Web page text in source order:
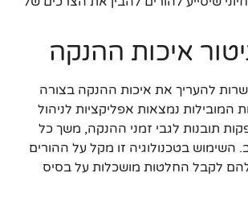
איכות ההנקה
להעריך את איכות ההנקה בצורה
המובילות נמצאות אפליקציות לניהול
תובנות לגבי זמני ההנקה, משך כל
השימוש בטכנולוגיה זו מקל על ההורים
לקבל החלטות מושכלות על בסיס